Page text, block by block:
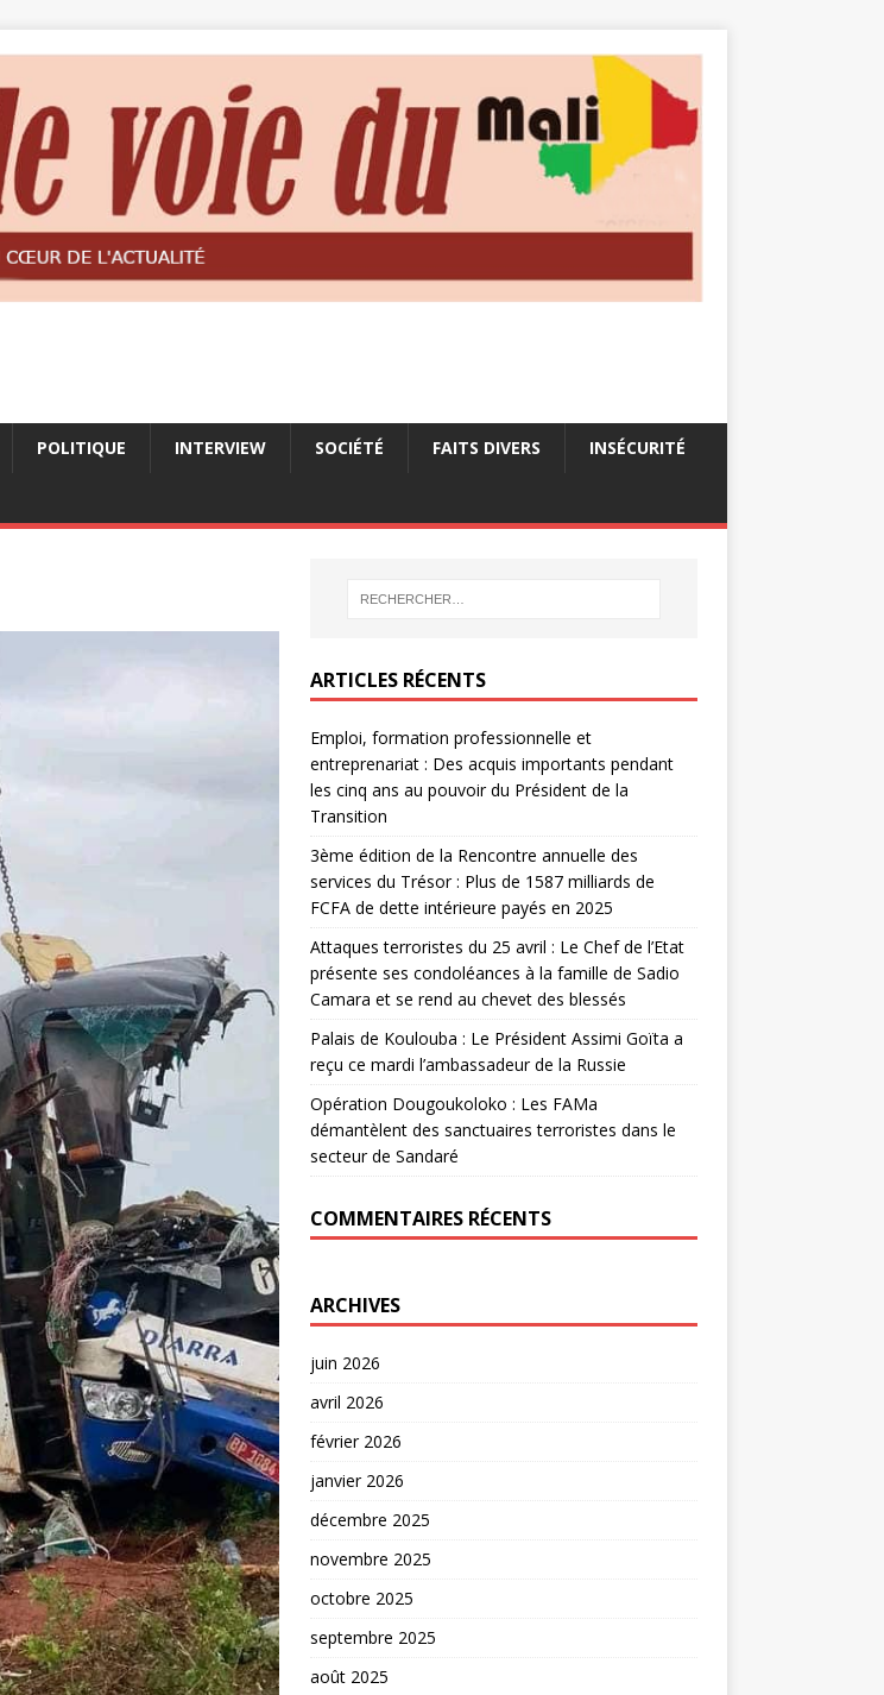
POLITIQUE INTERVIEW SOCIÉTÉ FAITS DIVERS INSÉCURITÉ
ARTICLES RÉCENTS
Emploi, formation professionnelle et
entreprenariat : Des acquis importants pendant
les cinq ans au pouvoir du Président de la
Transition
3ème édition de la Rencontre annuelle des
services du Trésor : Plus de 1587 milliards de
FCFA de dette intérieure payés en 2025
Attaques terroristes du 25 avril : Le Chef de l’Etat
présente ses condoléances à la famille de Sadio
Camara et se rend au chevet des blessés
Palais de Koulouba : Le Président Assimi Goïta a
reçu ce mardi l’ambassadeur de la Russie
Opération Dougoukoloko : Les FAMa
démantèlent des sanctuaires terroristes dans le
secteur de Sandaré
COMMENTAIRES RÉCENTS
ARCHIVES
juin 2026
avril 2026
février 2026
janvier 2026
décembre 2025
novembre 2025
octobre 2025
septembre 2025
août 2025